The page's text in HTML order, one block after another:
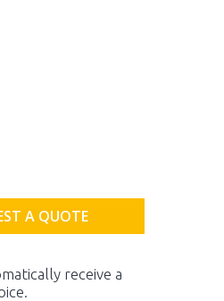
A QUOTE
receive a